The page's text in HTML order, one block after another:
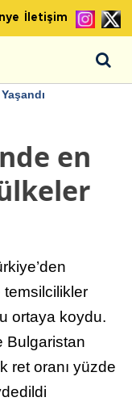
İletişim
devam ediyor
en
temsilcilikler
ortaya koydu.
Bulgaristan
ret oranı yüzde